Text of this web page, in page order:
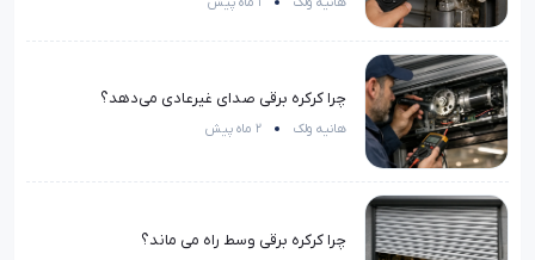
چرا کرکره برقی صدای غیرعادی می‌دهد؟
هانیه ولک 2 ماه پیش
چرا کرکره برقی وسط راه می ماند؟